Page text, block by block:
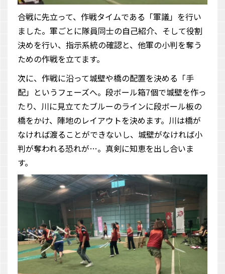
合戦に先立って、作戦タイムである「軍議」を行い
ました。軍ごとに隊員同士の自己紹介、そして役割
決めを行い、指示系統の確認と、他軍の小判を奪う
ための作戦を立てます。
次に、作戦に沿って城壁や橋の配置を決める「手
配」というフェーズへ。段ボール箱7個で城壁を作っ
たり、川に見立てたブルーのラインに段ボール板の
橋をかけ、陣地のレイアウトを決めます。川は橋が
なければ渡ることができないし、城壁がなければ小
判が奪われる恐れが…。真剣に知恵を出し合いま
す。